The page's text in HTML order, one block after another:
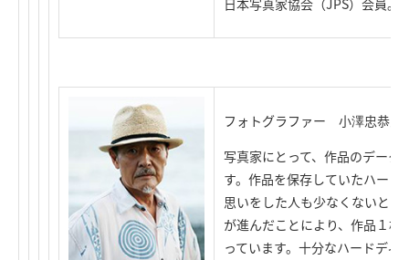
日本写真家協会（JPS）会員。
フォトグラファー 小澤忠恭氏
写真家にとって、作品のデータ
す。作品を保存していたハー
思いをした人も少なくないと
が進んだことにより、作品１
っています。十分なハードデ